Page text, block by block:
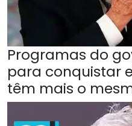
Programas do
para conquistar
têm mais o